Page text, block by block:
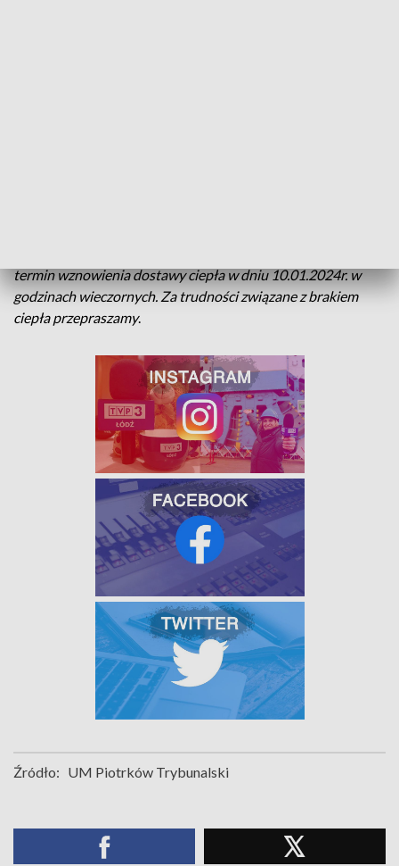
termin wznowienia dostawy ciepła w dniu 10.01.2024r. w
godzinach wieczornych. Za trudności związane z brakiem
ciepła przepraszamy.
Źródło: UM Piotrków Trybunalski